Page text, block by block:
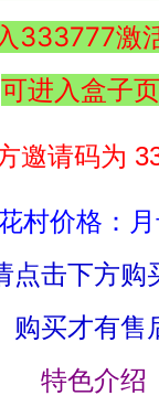
333777激
可进入盒子
邀请码为
村价格：
点击下方购
购买才有售
特色介绍